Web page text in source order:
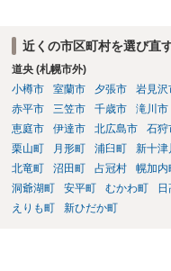
近くの市区町村を選び直
道央 (札幌市外)
小樽市
室蘭市 夕張市 岩見沢
赤平市
三笠市 千歳市 滝川市
恵庭市
伊達市 北広島市 石狩
栗山町
月形町 浦臼町 新十津
北竜町
沼田町 占冠村 幌加内
洞爺湖町
安平町 むかわ町
えりも町
新ひだか町